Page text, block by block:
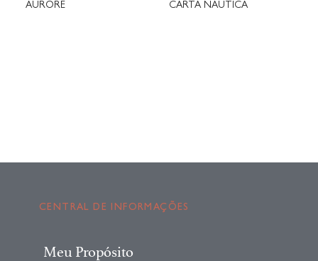
AURORE CARTA NÁUTICA
CENTRAL DE INFORMAÇÕES
Meu Propósito